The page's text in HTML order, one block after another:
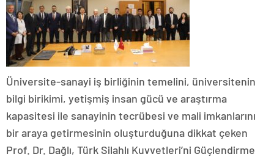
Üniversite-sanayi iş birliğinin temelini, üniversitenin
bilgi birikimi, yetişmiş insan gücü ve araştırma
kapasitesi ile sanayinin tecrübesi ve mali imkanlarını
bir araya getirmesinin oluşturduğuna dikkat çeken
Prof. Dr. Dağlı, Türk Silahlı Kuvvetleri’ni Güçlendirme